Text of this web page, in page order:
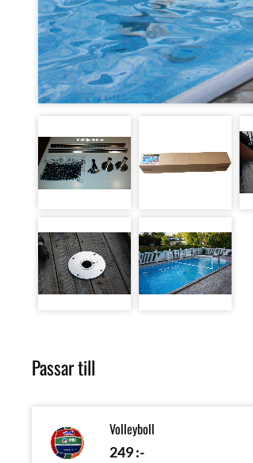
Passar till
Volleyboll
249:-